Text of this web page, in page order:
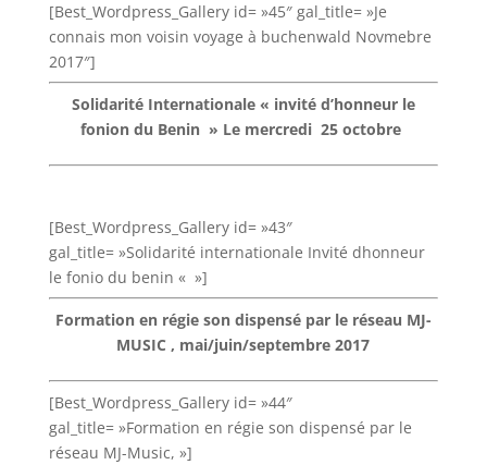
[Best_Wordpress_Gallery id= »45″ gal_title= »Je
connais mon voisin voyage à buchenwald Novmebre
2017″]
Solidarité Internationale « invité d’honneur le
fonion du Benin » Le mercredi 25 octobre
[Best_Wordpress_Gallery id= »43″
gal_title= »Solidarité internationale Invité dhonneur
le fonio du benin « »]
Formation en régie son dispensé par le réseau MJ-
MUSIC , mai/juin/septembre 2017
[Best_Wordpress_Gallery id= »44″
gal_title= »Formation en régie son dispensé par le
réseau MJ-Music, »]